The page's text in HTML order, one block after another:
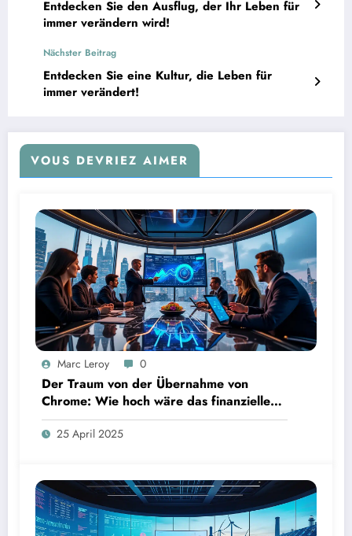
Entdecken Sie den Ausflug, der Ihr Leben für
immer verändern wird!
Nächster Beitrag
Entdecken Sie eine Kultur, die Leben für
immer verändert!
VOUS DEVRIEZ AIMER
Marc Leroy 0
Der Traum von der Übernahme von
Chrome: Wie hoch wäre das finanzielle
Risiko?
25 April 2025